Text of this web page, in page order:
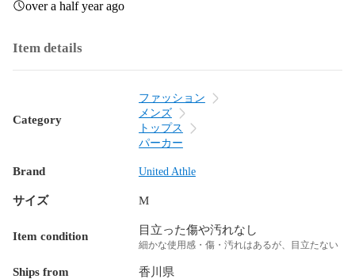
over a half year ago
Item details
Category
ファッション
メンズ
トップス
パーカー
Brand United Athle
サイズ M
Item condition 目立った傷や汚れなし
細かな使用感・傷・汚れはあるが、目立たない
Ships from 香川県